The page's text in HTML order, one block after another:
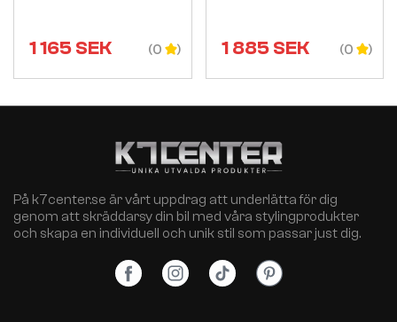
1 165SEK (0 1 885SEK (0
På k7center.se är vårt uppdrag att underlätta för dig
genom att skräddarsy din bil med våra stylingprodukter
och skapa en individuell och unik stil som passar just dig.